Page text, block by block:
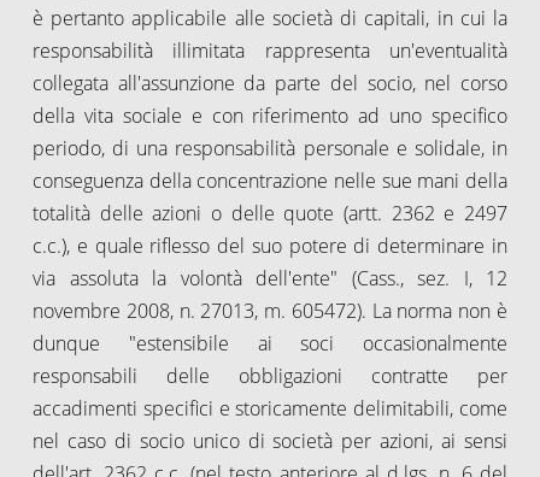
è pertanto applicabile alle società di capitali, in cui la
responsabilità illimitata rappresenta un'eventualità
collegata all'assunzione da parte del socio, nel corso
della vita sociale e con riferimento ad uno specifico
periodo, di una responsabilità personale e solidale, in
conseguenza della concentrazione nelle sue mani della
totalità delle azioni o delle quote (artt. 2362 e 2497
c.c.), e quale riflesso del suo potere di determinare in
via assoluta la volontà dell'ente" (Cass., sez. I, 12
novembre 2008, n. 27013, m. 605472). La norma non è
dunque "estensibile ai soci occasionalmente
responsabili delle obbligazioni contratte per
accadimenti specifici e storicamente delimitabili, come
nel caso di socio unico di società per azioni, ai sensi